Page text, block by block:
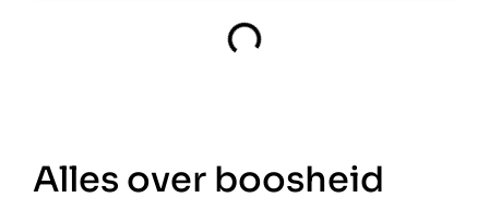
Alles over boosheid